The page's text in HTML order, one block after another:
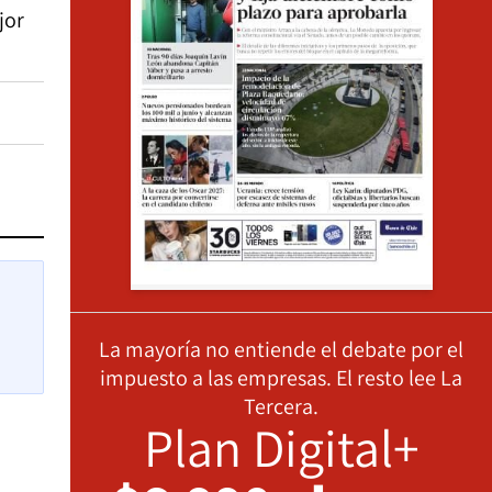
La mayoría no entiende el debate por el
impuesto a las empresas. El resto lee La
Tercera.
Plan Digital+